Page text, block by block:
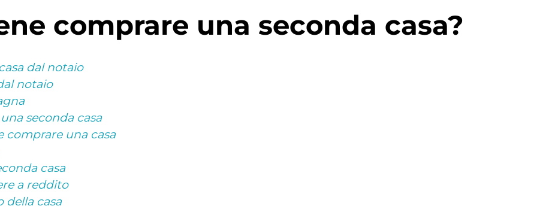
comprare una seconda casa?
dal notaio
notaio
seconda casa
comprare una casa
casa
a reddito
della casa